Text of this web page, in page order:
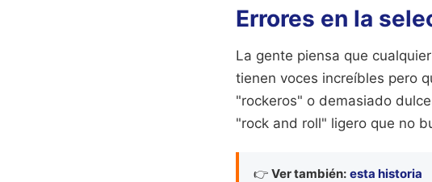
Errores en la
La gente piensa que
tienen voces increíbles pero
"rockeros" o demasiado
"rock and roll" ligero que no
👉 Ver también: esta historia